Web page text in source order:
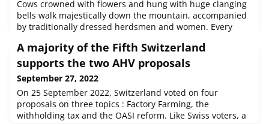
Cows crowned with flowers and hung with huge clanging
bells walk majestically down the mountain, accompanied
by traditionally dressed herdsmen and women. Every
Alpine cattle descent. And if they have never witnessed
such an occasion in person, they will at least have seen it
on television.Alpine pastures and huts are the epitome of
green liv
A majority of the Fifth Switzerland
supports the two AHV proposals
September 27, 2022
On 25 September 2022, Switzerland voted on four
proposals on three topics : Factory Farming, the
withholding tax and the OASI reform. Like Swiss voters, a